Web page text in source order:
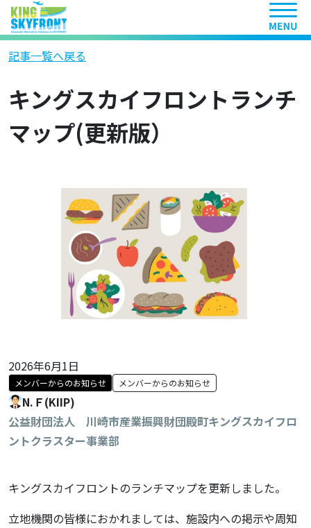
ヘッ
記事一覧へ戻る
キングスカイフロントランチ
マップ(更新版）
2026年6月1日
メンバーからのお知らせ メンバーからのお知らせ
N.Ｆ(KIIP)
公益財団法人 川崎市産業振興財団殿町キングスカイフロ
ントクラスター事業部
キングスカイフロントのランチマップを更新しました。
立地機関の皆様におかれましては、施設内への掲示や周知